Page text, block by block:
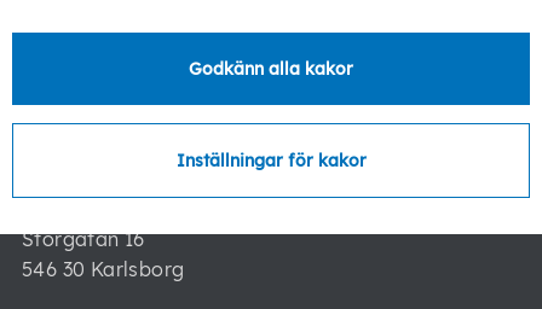
Postadress:
Karlsborgs kommun
546 82 Karlsborg
Storgatan 16
546 30 Karlsborg
Godkänn alla kakor
Inställningar för kakor